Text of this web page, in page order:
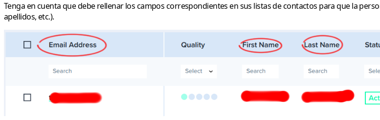
Tenga en cuenta que debe rellenar los campos correspondientes en sus listas de contactos para que la
apellidos, etc.).